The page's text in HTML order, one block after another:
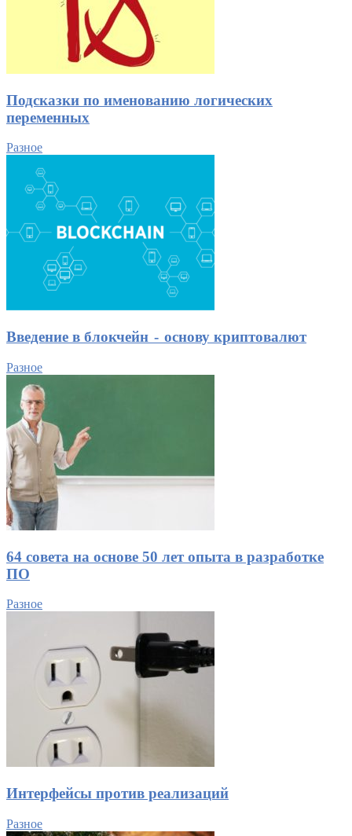
Подсказки по именованию логических
переменных
Разное
Введение в блокчейн - основу криптовалют
Разное
64 совета на основе 50 лет опыта в разработке
ПО
Разное
Интерфейсы против реализаций
Разное